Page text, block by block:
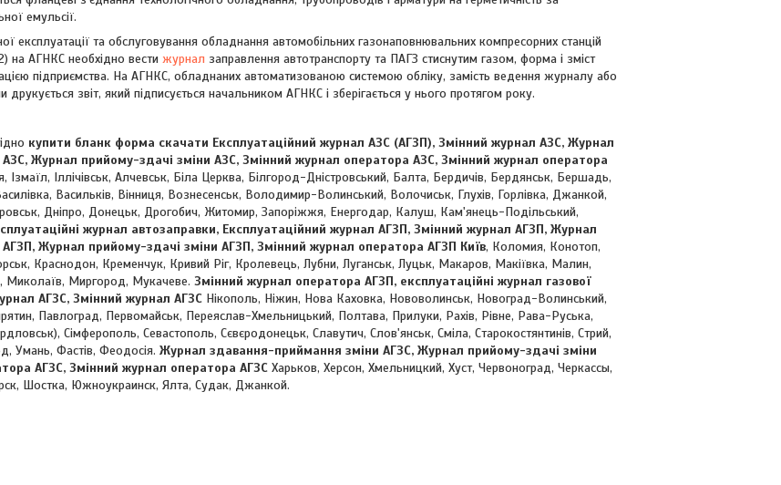
емульсії.
експлуатації та обслуговування обладнання автомобільних газонаповнювальних компресорних станцій
АГНКС необхідно вести журнал заправлення автотранспорту та ПАГЗ стиснутим газом, форма і зміст
підприємства. На АГНКС, обладнаних автоматизованою системою обліку, замість ведення журналу або
звіт, який підписується начальником АГНКС і зберігається у нього протягом року.
купити бланк форма скачати Експлуатаційний журнал АЗС (АГЗП), Змінний журнал АЗС, Журнал
Журнал прийому-здачі зміни АЗС, Змінний журнал оператора АЗС, Змінний журнал оператора
Ізмаїл, Іллічівськ, Алчевськ, Біла Церква, Білгород-Дністровський, Балта, Бердичів, Бердянськ, Бершадь,
Васильків, Вінниця, Вознесенськ, Володимир-Волинський, Волочиськ, Глухів, Горлівка, Джанкой,
Дніпро, Донецьк, Дрогобич, Житомир, Запоріжжя, Енергодар, Калуш, Кам'янець-Подільський,
журнал автозаправки, Експлуатаційний журнал АГЗП, Змінний журнал АГЗП, Журнал
Журнал прийому-здачі зміни АГЗП, Змінний журнал оператора АГЗП Київ, Коломия, Конотоп,
Краснодон, Кременчук, Кривий Ріг, Кролевець, Лубни, Луганськ, Луцьк, Макаров, Макіївка, Малин,
Миколаїв, Миргород, Мукачеве. Змінний журнал оператора АГЗП, експлуатаційні журнал газової
АГЗС, Змінний журнал АГЗС Нікополь, Ніжин, Нова Каховка, Нововолинськ, Новоград-Волинський,
Павлоград, Первомайськ, Переяслав-Хмельницький, Полтава, Прилуки, Рахів, Рівне, Рава-Руська,
Сімферополь, Севастополь, Сєвєродонецьк, Славутич, Слов'янськ, Сміла, Старокостянтинів, Стрий,
Умань, Фастів, Феодосія. Журнал здавання-приймання зміни АГЗС, Журнал прийому-здачі зміни
АГЗС, Змінний журнал оператора АГЗС Харьков, Херсон, Хмельницкий, Хуст, Червоноград, Черкассы,
Шостка, Южноукраинск, Ялта, Судак, Джанкой.